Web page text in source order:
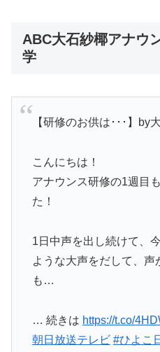
ABC大石紗椰アナウ
学
【研修のお供は･･･】by
こんにちは！
アナウンス研修の1週目
た！
1日中声を出し続けて、
ような大声をだして、声
も…
… 続きは https://t.co/
朝日放送テレビ #ひよこ